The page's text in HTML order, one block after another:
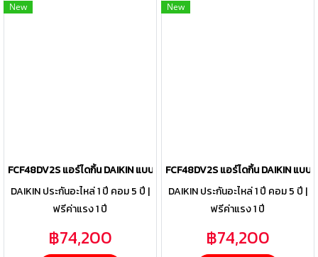
New
FCF48DV2S แอร์ไดกิ้น DAIKIN แบบฝังฝ้าเพดาน รุ่น SkyAir Round
DAIKIN ประกันอะไหล่ 1 ปี คอม 5 ปี |
ฟรีค่าแรง 1 ปี
฿74,200
New
FCF48DV2S แอร์ไดกิ้น DAIKIN แ
DAIKIN ประกันอะไหล่ 1 ปี คอม 5 ปี |
ฟรีค่าแรง 1 ปี
฿74,200